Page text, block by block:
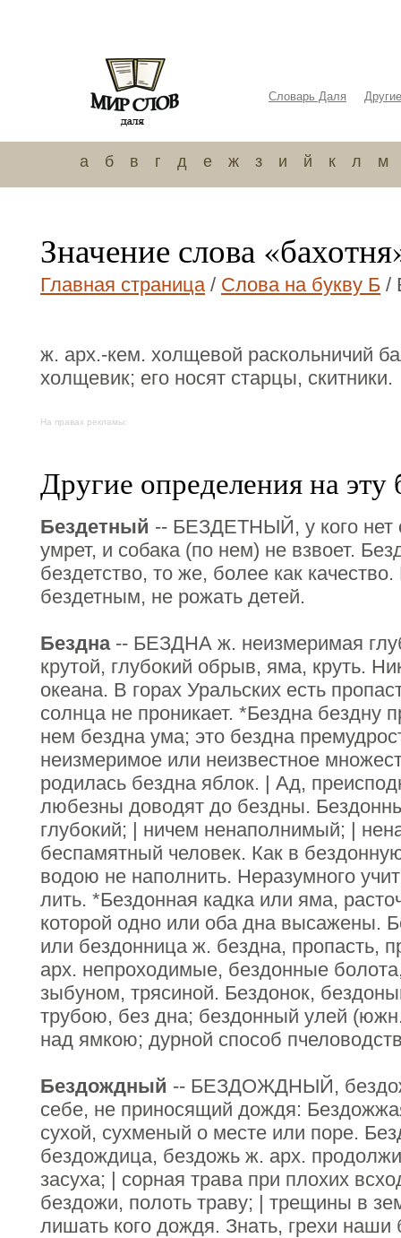
Словарь Даля
а б в г д е ж з и й к л м
Значение слова
Главная страница/ Слова на букву Б /
ж. арх.-кем. холщевой раскольничий
холщевик; его носят старцы, скитники.
На правах рекламы:
Другие определения на эту
Бездетный -- БЕЗДЕТНЫЙ, у кого нет
умрет, и собака (по нем) не взвоет.
бездетство, то же, более как
бездетным, не рожать детей.
Бездна-- БЕЗДНА ж. неизмеримая
крутой, глубокий обрыв, яма, круть.
океана. В горах Уральских есть
солнца не проникает. *Бездна бездну
нем бездна ума; это бездна
неизмеримое или неизвестное
родилась бездна яблок. | Ад,
любезны доводят до бездны.
глубокий; | ничем ненаполнимый; |
беспамятный человек. Как в
водою не наполнить. Неразумного
лить. *Бездонная кадка или яма,
которой одно или оба дна высажены.
или бездонница ж. бездна, пропасть,
арх. непроходимые, бездонные
зыбуном, трясиной. Бездонок,
трубою, без дна; бездонный улей
над ямкою; дурной способ
Бездождный -- БЕЗДОЖДНЫЙ,
себе, не приносящий дождя:
сухой, сухменый о месте или поре.
бездождица, бездожь ж. арх.
засуха; | сорная трава при плохих
бездожи, полоть траву; | трещины в
лишать кого дождя. Знать, грехи